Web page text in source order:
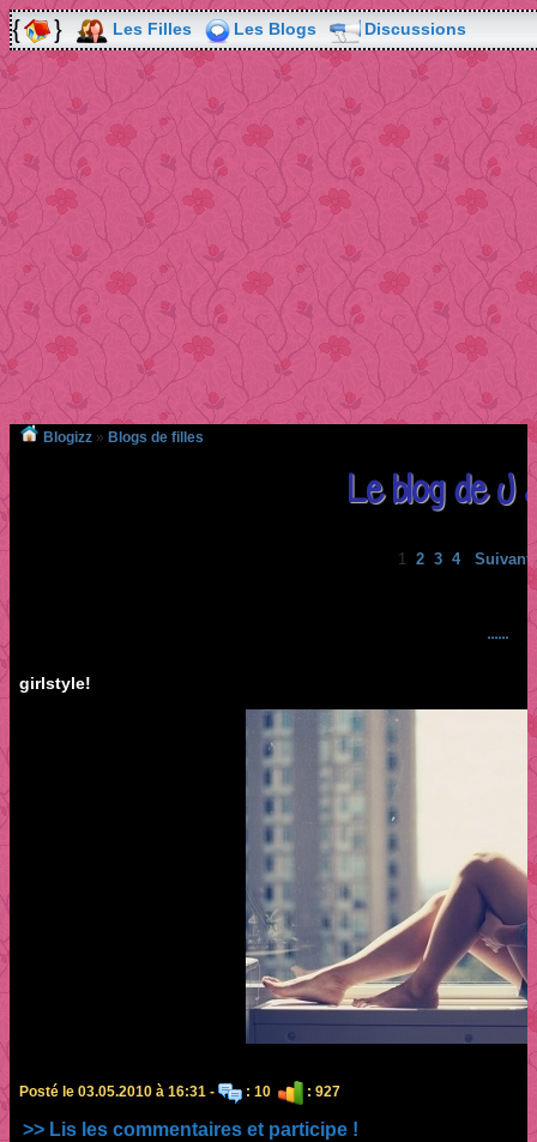
Les Filles Les Blogs Discussions
Blogizz » Blogs de filles
Le blog de J
1 2 3 4 Suivant
......
girlstyle!
Posté le 03.05.2010 à 16:31 - : 10 : 927
>> Lis les commentaires et participe !